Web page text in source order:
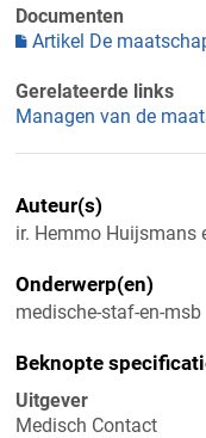
Documenten
Artikel De
Gerelateerde links
Managen van de
Auteur(s)
ir. Hemmo Huijsmans
Onderwerp(en)
medische-staf-en-msb
Beknopte
Uitgever
Medisch Contact